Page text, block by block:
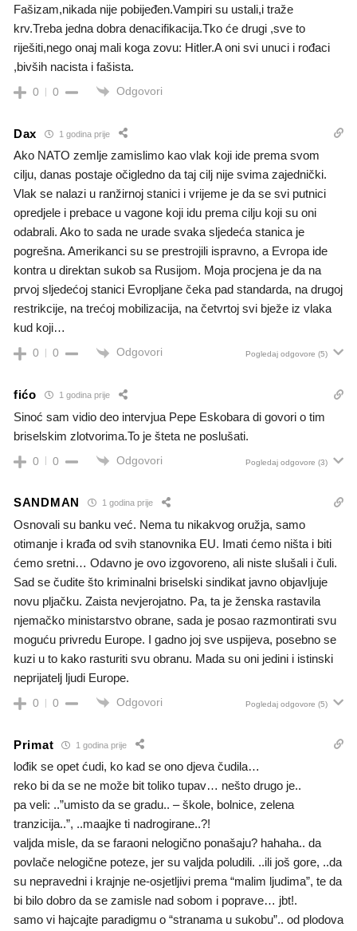
Fašizam,nikada nije pobijeđen.Vampiri su ustali,i traže
krv.Treba jedna dobra denacifikacija.Tko će drugi ,sve to
riješiti,nego onaj mali koga zovu: Hitler.A oni svi unuci i rođaci
,bivših nacista i fašista.
0 0 Odgovori
Dax 1 godina prije
Ako NATO zemlje zamislimo kao vlak koji ide prema svom
cilju, danas postaje očigledno da taj cilj nije svima zajednički.
Vlak se nalazi u ranžirnoj stanici i vrijeme je da se svi putnici
opredjele i prebace u vagone koji idu prema cilju koji su oni
odabrali. Ako to sada ne urade svaka sljedeća stanica je
pogrešna. Amerikanci su se prestrojili ispravno, a Evropa ide
kontra u direktan sukob sa Rusijom. Moja procjena je da na
prvoj sljedećoj stanici Evropljane čeka pad standarda, na drugoj
restrikcije, na trećoj mobilizacija, na četvrtoj svi bježe iz vlaka
kud koji…
0 0 Odgovori Pogledaj odgovore (5)
fićo 1 godina prije
Sinoć sam vidio deo intervjua Pepe Eskobara di govori o tim
briselskim zlotvorima.To je šteta ne poslušati.
0 0 Odgovori Pogledaj odgovore (3)
SANDMAN 1 godina prije
Osnovali su banku već. Nema tu nikakvog oružja, samo
otimanje i krađa od svih stanovnika EU. Imati ćemo ništa i biti
ćemo sretni… Odavno je ovo izgovoreno, ali niste slušali i čuli.
Sad se čudite što kriminalni briselski sindikat javno objavljuje
novu pljačku. Zaista nevjerojatno. Pa, ta je ženska rastavila
njemačko ministarstvo obrane, sada je posao razmontirati svu
moguću privredu Europe. I gadno joj sve uspijeva, posebno se
kuzi u to kako rasturiti svu obranu. Mada su oni jedini i istinski
neprijatelj ljudi Europe.
0 0 Odgovori Pogledaj odgovore (5)
Primat 1 godina prije
lođik se opet ćudi, ko kad se ono djeva čudila…
reko bi da se ne može bit toliko tupav… nešto drugo je..
pa veli: ..”umisto da se gradu.. – škole, bolnice, zelena
tranzicija..”, ..maajke ti nadrogirane..?!
valjda misle, da se faraoni nelogično ponašaju? hahaha.. da
povlače nelogične poteze, jer su valjda poludili. ..ili još gore, ..da
su nepravedni i krajnje ne-osjetljivi prema “malim ljudima”, te da
bi bilo dobro da se zamisle nad sobom i poprave… jbt!.
samo vi hajcajte paradigmu o “stranama u sukobu”.. od plodova